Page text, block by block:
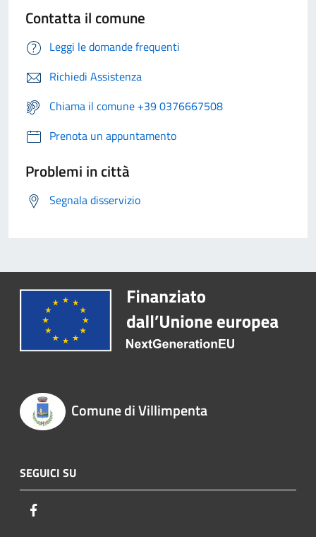
Contatta il comune
Leggi le domande frequenti
Richiedi Assistenza
Chiama il comune +39 0376667508
Prenota un appuntamento
Problemi in città
Segnala disservizio
Comune di Villimpenta
SEGUICI SU